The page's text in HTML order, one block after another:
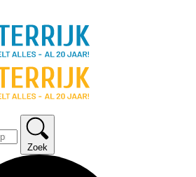
Zoek